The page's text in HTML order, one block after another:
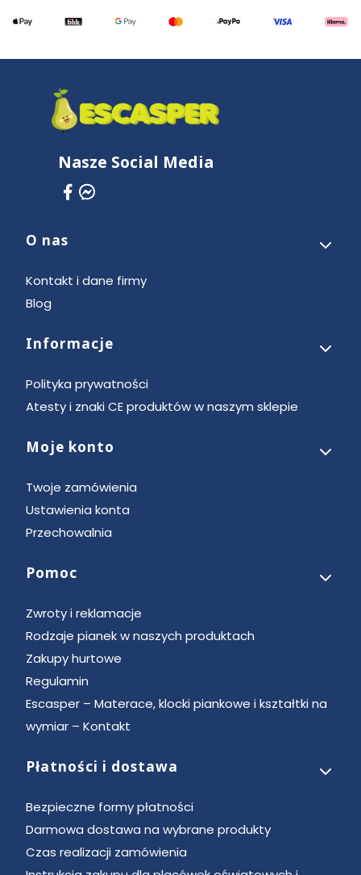
Nasze Social Media
Linki w stopce
O nas
Kontakt i dane firmy
Blog
Informacje
Polityka prywatności
Atesty i znaki CE produktów w naszym sklepie
Moje konto
Twoje zamówienia
Ustawienia konta
Przechowalnia
Pomoc
Zwroty i reklamacje
Rodzaje pianek w naszych produktach
Zakupy hurtowe
Regulamin
Escasper – Materace, klocki piankowe i kształtki na
wymiar – Kontakt
Płatności i dostawa
Bezpieczne formy płatności
Darmowa dostawa na wybrane produkty
Czas realizacji zamówienia